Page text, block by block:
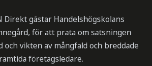
Direkt gästar Handelshögskolans
för att prata om satsningen
och vikten av mångfald och breddade
företagsledare.